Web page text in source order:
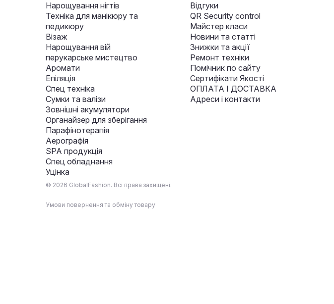
Нарощування нігтів
Техніка для манікюру та
педикюру
Візаж
Нарощування вій
перукарське мистецтво
Аромати
Епіляція
Спец техніка
Сумки та валізи
Зовнішні акумулятори
Органайзер для зберігання
Парафінотерапія
Аерографія
SPA продукція
Спец обладнання
Уцінка
Відгуки
QR Security control
Майстер класи
Новини та статті
Знижки та акції
Ремонт техніки
Помічник по сайту
Сертифікати Якості
ОПЛАТА І ДОСТАВКА
Адреси і контакти
© 2026 GlobalFashion. Всі права захищені.
Умови повернення та обміну товару